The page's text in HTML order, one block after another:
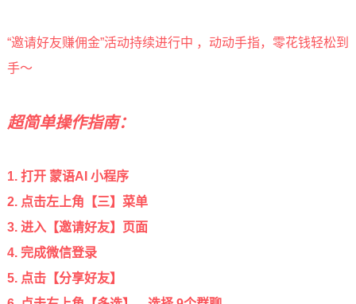
“邀请好友赚佣金”活动持续进行中 ，动动手指，零花钱轻松到
手～
超简单操作指南：
1. 打开 蒙语AI 小程序
2. 点击左上角【三】菜单
3. 进入【邀请好友】页面
4. 完成微信登录
5. 点击【分享好友】